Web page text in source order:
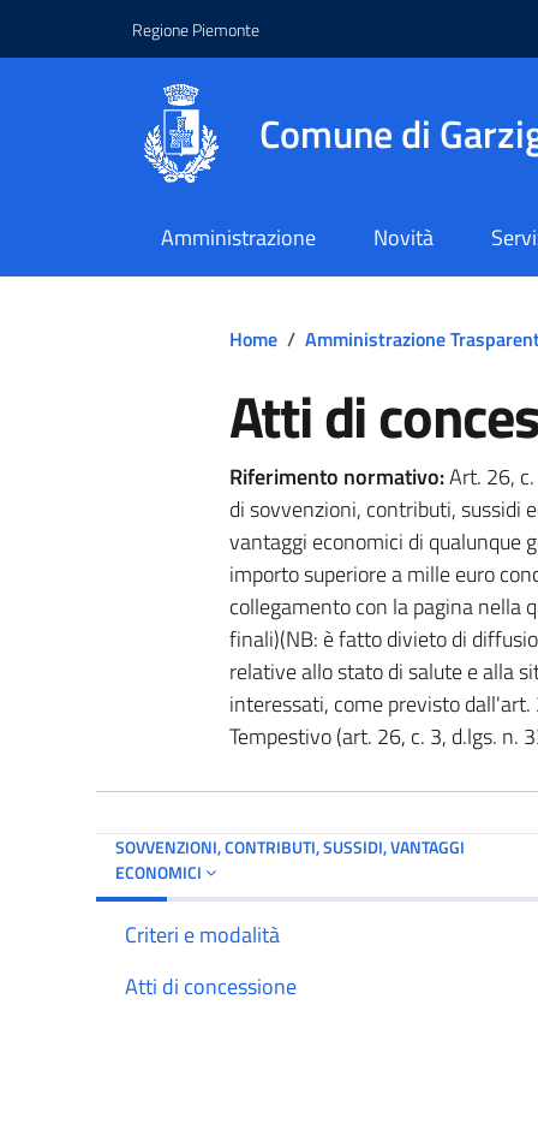
Regione Piemonte
Comune di
Amministrazione Novità
Home / Amministrazione
Atti di
Riferimento normativo:Art. 26,
di sovvenzioni, contributi, sussidi
vantaggi economici di qualunque
importo superiore a mille euro
collegamento con la pagina nella
finali)(NB: è fatto divieto di
relative allo stato di salute e alla
interessati, come previsto
Tempestivo (art. 26, c. 3, d.lgs. n.
SOVVENZIONI, CONTRIBUTI, SUSSIDI, VANTAGGI
ECONOMICI
Criteri e modalità
Atti di concessione